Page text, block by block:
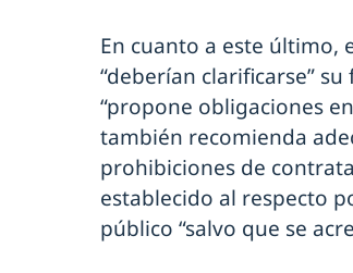
En cuanto a este último,
“deberían clarificarse”
“propone obligaciones
también recomienda
prohibiciones de
establecido al respecto
público “salvo que se